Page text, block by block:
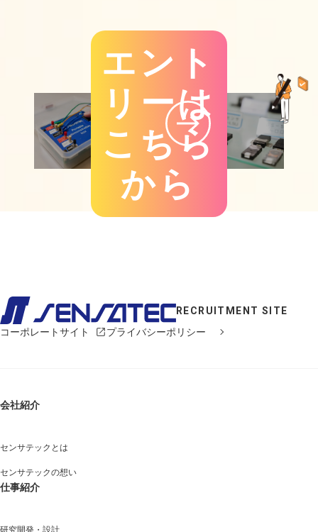
エント
リーは
こちら
から
RECRUITMENT SITE
コーポレートサイト
プライバシーポリシー
会社紹介
センサテックとは
センサテックの想い
仕事紹介